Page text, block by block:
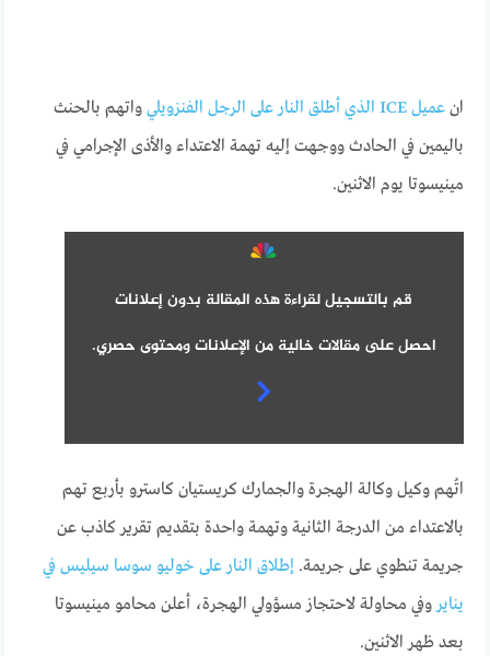
انعميل ICE الذي أطلق النار على الرجل الفنزويلي
واتهم بالحنث
باليمين في الحادث ووجهت إليه تهمة الاعتداء والأذى الإجرامي في
مينيسوتا يوم الاثنين.
قم بالتسجيل لقراءة هذه المقالة بدون إعلانات
احصل على مقالات خالية من الإعلانات ومحتوى حصري.
اتُهم وكيل وكالة الهجرة والجمارك كريستيان كاسترو بأربع تهم
بالاعتداء من الدرجة الثانية وتهمة واحدة بتقديم تقرير كاذب عن
جريمة تنطوي على جريمة.إطلاق النار على خوليو سوسا سيليس في
ينايروفي محاولة لاحتجاز مسؤولي الهجرة، أعلن محامو مينيسوتا
بعد ظهر الاثنين.